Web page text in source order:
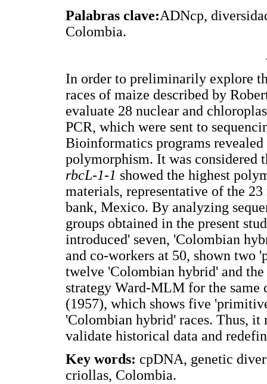
Palabras clave:ADNcp,
Colombia.
In order to preliminarily explore
races of maize described by
evaluate 28 nuclear and
PCR, which were sent to
Bioinformatics programs
polymorphism. It was considered
rbcL-1-1 showed the highest
materials, representative of the
bank, Mexico. By analyzing
groups obtained in the present
introduced' seven, 'Colombian
and co-workers at 50, shown two
twelve 'Colombian hybrid' and
strategy Ward-MLM for the same
(1957), which shows five
'Colombian hybrid' races. Thus,
validate historical data and
Key words: cpDNA, genetic
criollas, Colombia.